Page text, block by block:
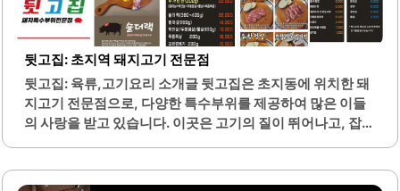
어 고소함이 가득하며, 다양한 토핑과 조화를 이루어 맛의 깊
이를 더합니다. 가격대도 합리적이어서 가성비가 뛰어난 피
자집으로 알려져 있습니다.특히, 매장 내부는 깔끔하고 세련
된 분위기로, 대학교 인근에 위치하여 학생들과 가족 단위 손
님들이 자주 방문합니다. 온오프피자 도안점은 포장 서비스
도 제공하여, 바쁜 일상 속에서도 간편하게 맛있는 피자를 즐
길 수 있는 편리함을 제공합니다. 또한, 민생회복지원금 소비
쿠폰을..
뒷고집: 초지역 돼지고기 전문점
뒷고집: 육류,고기요리 소개글 뒷고집은 초지동에 위치한 돼
지고기 전문점으로, 다양한 특수부위를 제공하여 많은 이들
의 사랑을 받고 있습니다. 이곳은 고기의 질이 뛰어나고, 잡내
인기를 끌고 있으며, 고기를 구울 때 육즙이 풍부하게 배어나